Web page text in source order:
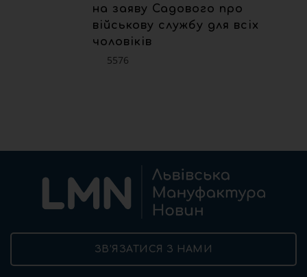
на заяву Садового про
військову службу для всіх
чоловіків
5576
ЗВ’ЯЗАТИСЯ З НАМИ